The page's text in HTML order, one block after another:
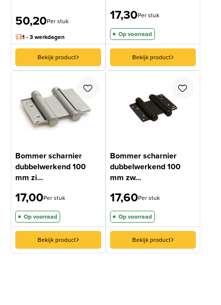
50,20Per stuk
1 - 3 werkdagen
Bekijk product
5op 5
gebaseerd
op
klantbeoordeling
17,30Per stuk
Op voorraad
Bekijk product
Bommer scharnier
dubbelwerkend 100
mm zi...
17,00Per stuk
Op voorraad
Bekijk product
Bommer scharnier
dubbelwerkend 100
mm zw...
17,60Per stuk
Op voorraad
Bekijk product